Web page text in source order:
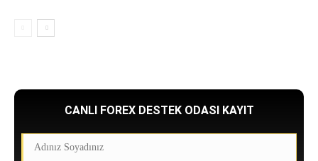
CANLI FOREX DESTEK ODASI KAYIT